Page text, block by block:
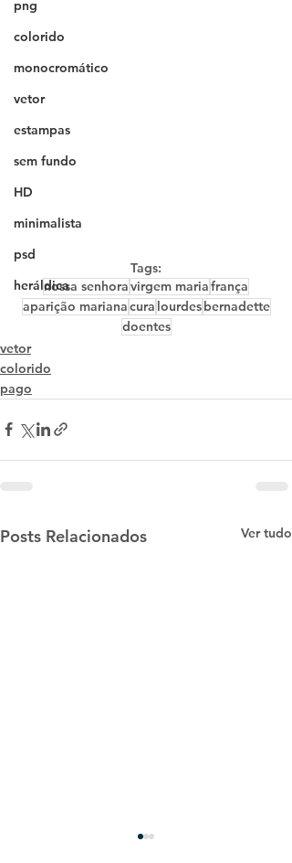
png
colorido
monocromático
vetor
estampas
sem fundo
HD
minimalista
psd
heráldica
Tags:
nossa senhoravirgem mariafrança
aparição marianacura lourdesbernadette
doentes
vetor
colorido
pago
Posts Relacionados Ver tudo